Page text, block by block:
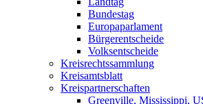
Bundestag
Europaparlament
Bürgerentscheide
Volksentscheide
Kreisrechtssammlung
Kreisamtsblatt
Kreispartnerschaften
Greenville, Mississippi,